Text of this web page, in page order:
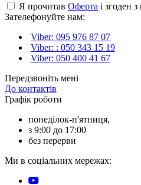
Я прочитав Оферта і згоден
Зателефонуйте нам:
Viber: 095 976 87 07
Viber: : 050 343 15 19‬
Viber: 050 400 41 67
Передзвоніть мені
До контактів
Графік роботи
понеділок-п'ятниця,
з 9:00 до 17:00
без перерви
Ми в соціальних мережах: